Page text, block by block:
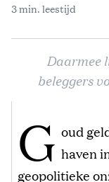
3 min. leestijd
Daarmee
beleggers
G oud
haven
geopolitieke